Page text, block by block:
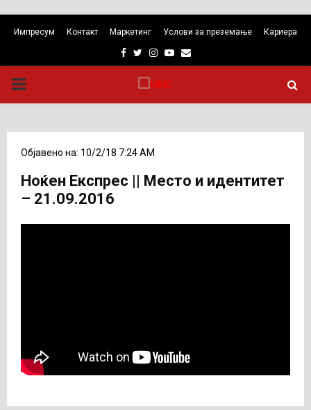
Импресум Контакт Маркетинг Услови за преземање Кариера
Facebook
TwitterInstagram
Youtube
Email
PRIMARY
Објавено на: 10/2/18 7:24 AM
Ноќен Експрес || Место и идентитет
– 21.09.2016